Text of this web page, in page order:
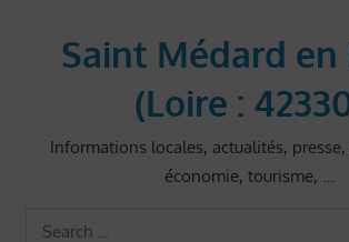
Saint Médard en
(Loire :
Informations locales, actualités,
économie, tourisme, …
Search